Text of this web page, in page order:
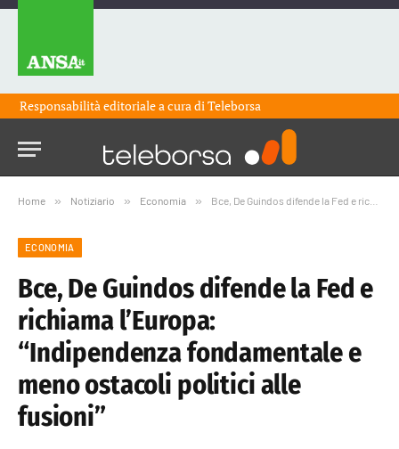
Responsabilità editoriale a cura diTeleborsa
Home » Notiziario » Economia » Bce, De Guindos difende la Fed e richiama l’Europa: “Indipendenza fondamentale e meno ostacoli politici alle fusioni”
ECONOMIA
Bce, De Guindos difende la Fed e
richiama l’Europa:
“Indipendenza fondamentale e
meno ostacoli politici alle
fusioni”